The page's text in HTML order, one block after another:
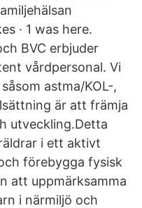
· 1 was here.
BVC erbjuder
vårdpersonal. Vi
astma/KOL-,
är att främja
utveckling.Detta
i ett aktivt
förebygga fysisk
att uppmärksamma
i närmiljö och